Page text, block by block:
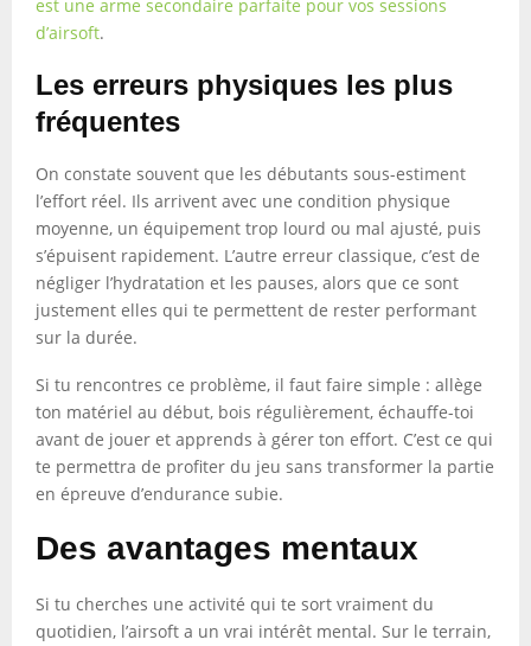
est une arme secondaire parfaite pour vos sessions
d’airsoft.
Les erreurs physiques les plus
fréquentes
On constate souvent que les débutants sous-estiment
l’effort réel. Ils arrivent avec une condition physique
moyenne, un équipement trop lourd ou mal ajusté, puis
s’épuisent rapidement. L’autre erreur classique, c’est de
négliger l’hydratation et les pauses, alors que ce sont
justement elles qui te permettent de rester performant
sur la durée.
Si tu rencontres ce problème, il faut faire simple : allège
ton matériel au début, bois régulièrement, échauffe-toi
avant de jouer et apprends à gérer ton effort. C’est ce qui
te permettra de profiter du jeu sans transformer la partie
en épreuve d’endurance subie.
Des avantages mentaux
Si tu cherches une activité qui te sort vraiment du
quotidien, l’airsoft a un vrai intérêt mental. Sur le terrain,